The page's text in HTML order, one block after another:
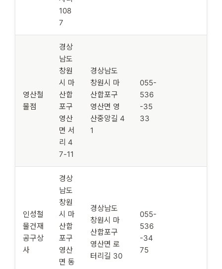
108
7
영산철
물점
경상
남도
창원
시 마
산합
포구
영산
면 서
리 4
7-11
경상남도
창원시 마
산합포구
영산면 영
산중앙길 4
1
055-
536
-35
33
인성철
물건재
공구상
사
경상
남도
창원
시 마
산합
포구
영산
면 동
경상남도
창원시 마
산합포구
영산면 로
터리길 30
055-
536
-34
75